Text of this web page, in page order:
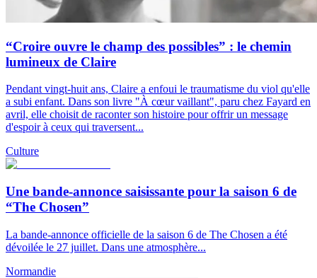
“Croire ouvre le champ des possibles” : le chemin
lumineux de Claire
Pendant vingt-huit ans, Claire a enfoui le traumatisme du viol qu'elle
a subi enfant. Dans son livre "À cœur vaillant", paru chez Fayard en
avril, elle choisit de raconter son histoire pour offrir un message
d'espoir à ceux qui traversent...
Culture
Une bande-annonce saisissante pour la saison 6 de
“The Chosen”
La bande-annonce officielle de la saison 6 de The Chosen a été
dévoilée le 27 juillet. Dans une atmosphère...
Normandie